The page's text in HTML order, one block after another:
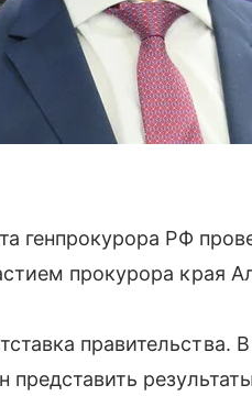
генпрокурора РФ
прокурора края
представить